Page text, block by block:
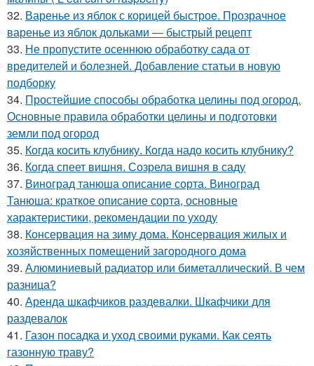
32. Варенье из яблок с корицей быстрое. Прозрачное
варенье из яблок дольками — быстрый рецепт
33. Не пропустите осеннюю обработку сада от
вредителей и болезней. Добавление статьи в новую
подборку
34. Простейшие способы обработка целины под огород.
Основные правила обработки целины и подготовки
земли под огород
35. Когда косить клубнику. Когда надо косить клубнику?
36. Когда спеет вишня. Созрела вишня в саду
37. Виноград танюша описание сорта. Виноград
Танюша: краткое описание сорта, основные
характеристики, рекомендации по уходу
38. Консервация на зиму дома. Консервация жилых и
хозяйственных помещений загородного дома
39. Алюминиевый радиатор или биметаллический. В чем
разница?
40. Аренда шкафчиков раздевалки. Шкафчики для
раздевалок
41. Газон посадка и уход своими руками. Как сеять
газонную траву?